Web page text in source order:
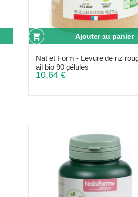
Ajouter au panier
Nat et Form - Levure de riz
ail bio 90 gélules
10,64 €